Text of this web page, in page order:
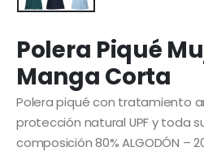
Polera Piqué
Manga Corta
Polera piqué con tratamiento
protección natural UPF y toda
composición 80% ALGODÓN –